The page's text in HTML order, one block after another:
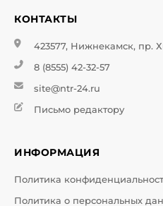
КОНТАКТЫ
423577, Нижнекамск, пр.
8 (8555) 42-32-57
site@ntr-24.ru
Письмо редактору
ИНФОРМАЦИЯ
Политика
Политика о персональных